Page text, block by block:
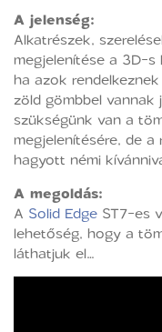
A jelenség:
Alkatrészek,
megjelenítése a 3D-
ha azok
zöld gömbbel
szükségünk van a
megjelenítésére, de
hagyott némi
A megoldás:
A Solid Edge ST7-es
lehetőség, hogy a
láthatjuk el…